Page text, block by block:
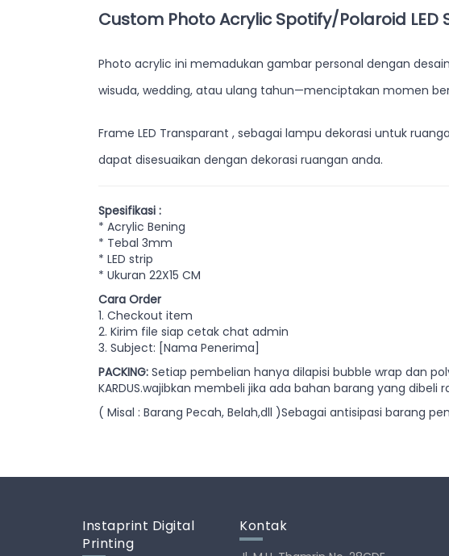
Custom Photo Acrylic Spotify/Polaroid LED
Photo acrylic ini memadukan gambar personal dengan
wisuda, wedding, atau ulang tahun—menciptakan momen
Frame LED Transparant , sebagai lampu dekorasi untuk
dapat disesuaikan dengan dekorasi ruangan anda.
Spesifikasi :
* Acrylic Bening
* Tebal 3mm
* LED strip
* Ukuran 22X15 CM
Cara Order
1. Checkout item
2. Kirim file siap cetak chat admin
3. Subject: [Nama Penerima]
PACKING: Setiap pembelian hanya dilapisi bubble wrap dan
KARDUS.wajibkan membeli jika ada bahan barang yang dibeli
( Misal : Barang Pecah, Belah,dll )Sebagai antisipasi barang
Instaprint Digital
Printing
Kontak